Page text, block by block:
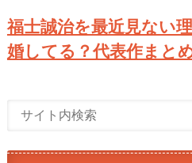
福士誠治を最近見ない
婚してる？代表作まと